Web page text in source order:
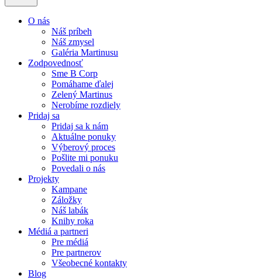
O nás
Náš príbeh
Náš zmysel
Galéria Martinusu
Zodpovednosť
Sme B Corp
Pomáhame ďalej
Zelený Martinus
Nerobíme rozdiely
Pridaj sa
Pridaj sa k nám
Aktuálne ponuky
Výberový proces
Pošlite mi ponuku
Povedali o nás
Projekty
Kampane
Záložky
Náš labák
Knihy roka
Médiá a partneri
Pre médiá
Pre partnerov
Všeobecné kontakty
Blog